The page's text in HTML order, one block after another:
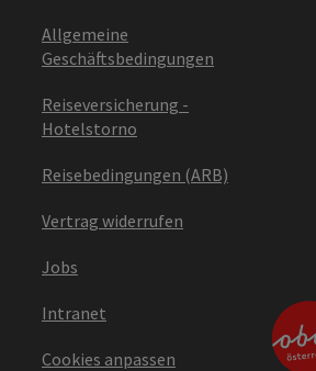
Allgemeine
Geschäftsbedingungen
Reiseversicherung -
Hotelstorno
Reisebedingungen (ARB)
Vertrag widerrufen
Jobs
Intranet
Cookies anpassen